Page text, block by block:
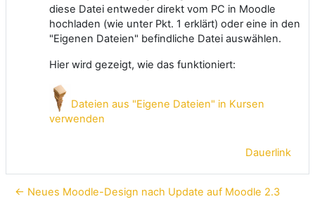
diese Datei entweder direkt vom PC in Moodle
hochladen (wie unter Pkt. 1 erklärt) oder eine in den
"Eigenen Dateien" befindliche Datei auswählen.
Hier wird gezeigt, wie das funktioniert:
Dateien aus "Eigene Dateien" in Kursen
verwenden
Dauerlink
← Neues Moodle-Design nach Update auf Moodle 2.3